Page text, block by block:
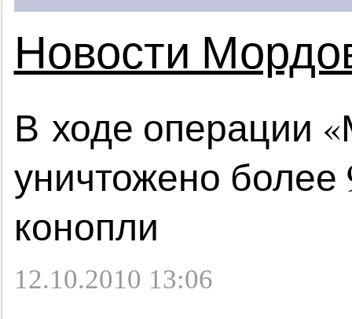
Новости
В ходе операции
уничтожено
конопли
12.10.2010 13:06